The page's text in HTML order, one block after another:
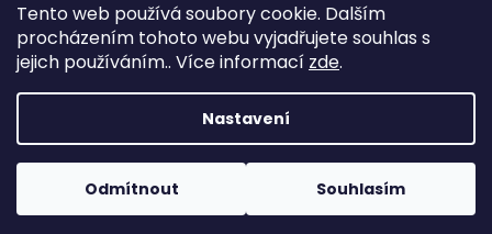
Tento web používá soubory cookie. Dalším
procházením tohoto webu vyjadřujete souhlas s
jejich používáním.. Více informací zde.
Nastavení
Odmítnout Souhlasím
HLEDAT
Copyright 2026Autohaus.cz. Všechna práva vyhrazena.
Upravit nastavení cookies
slevový kód.
Zásady zpracování osobních údajů